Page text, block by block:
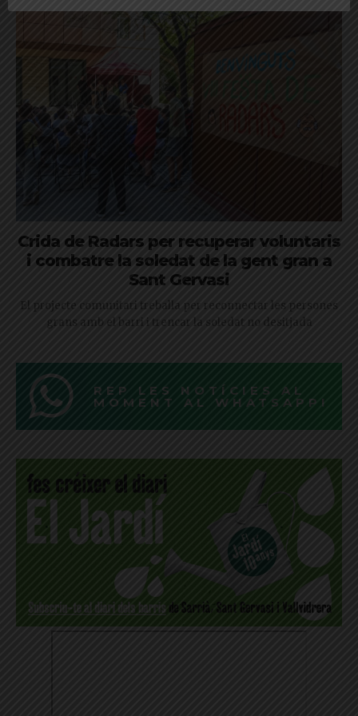
Crida de Radars per recuperar voluntaris
i combatre la soledat de la gent gran a
Sant Gervasi
El projecte comunitari treballa per reconnectar les persones
grans amb el barri i trencar la soledat no desitjada
REP LES NOTÍCIES AL
MOMENT AL WHATSAPP!